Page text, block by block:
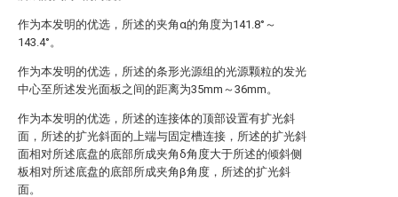
作为本发明的优选，所述的夹角α的角度为141.8°～
143.4°。
作为本发明的优选，所述的条形光源组的光源颗粒的发光
中心至所述发光面板之间的距离为35mm～36mm。
作为本发明的优选，所述的连接体的顶部设置有扩光斜
面，所述的扩光斜面的上端与固定槽连接，所述的扩光斜
面相对所述底盘的底部所成夹角δ角度大于所述的倾斜侧
板相对所述底盘的底部所成夹角β角度，所述的扩光斜
面。